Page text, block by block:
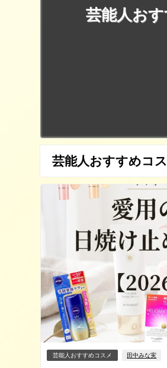
芸能人お
芸能人おすすめコ
芸能人おすすめコスメ 田中みな実